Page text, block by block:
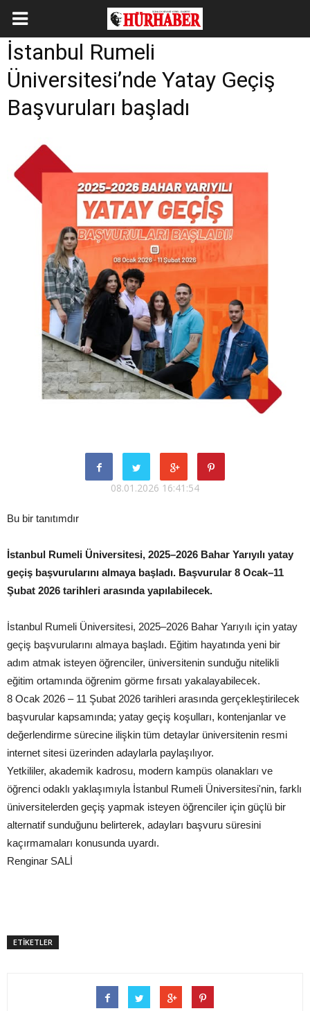
İstanbul Rumeli
Üniversitesi’nde Yatay Geçiş
Başvuruları başladı
08.01.2026 16:41:54
Bu bir tanıtımdır
İstanbul Rumeli Üniversitesi, 2025–2026 Bahar Yarıyılı yatay
geçiş başvurularını almaya başladı. Başvurular 8 Ocak–11
Şubat 2026 tarihleri arasında yapılabilecek.
İstanbul Rumeli Üniversitesi, 2025–2026 Bahar Yarıyılı için yatay
geçiş başvurularını almaya başladı. Eğitim hayatında yeni bir
adım atmak isteyen öğrenciler, üniversitenin sunduğu nitelikli
eğitim ortamında öğrenim görme fırsatı yakalayabilecek.
8 Ocak 2026 – 11 Şubat 2026 tarihleri arasında gerçekleştirilecek
başvurular kapsamında; yatay geçiş koşulları, kontenjanlar ve
değerlendirme sürecine ilişkin tüm detaylar üniversitenin resmi
internet sitesi üzerinden adaylarla paylaşılıyor.
Yetkililer, akademik kadrosu, modern kampüs olanakları ve
öğrenci odaklı yaklaşımıyla İstanbul Rumeli Üniversitesi'nin, farklı
üniversitelerden geçiş yapmak isteyen öğrenciler için güçlü bir
alternatif sunduğunu belirterek, adayları başvuru süresini
kaçırmamaları konusunda uyardı.
Renginar SALİ
ETİKETLER